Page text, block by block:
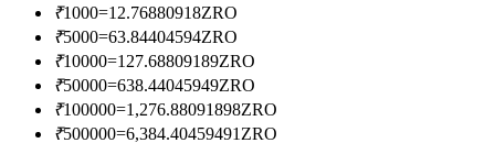
₹1000=12.76880918ZRO
₹5000=63.84404594ZRO
₹10000=127.68809189ZRO
₹50000=638.44045949ZRO
₹100000=1,276.88091898ZRO
₹500000=6,384.40459491 ZRO